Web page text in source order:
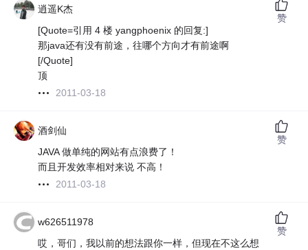
逍遥K杰
[Quote=引用 4 楼 yangphoenix 的回复:]
那java还有没有前途，往哪个方向才有前途啊
[/Quote]
顶
2011-03-18
赞
酒剑仙
JAVA 做单纯的网站有点浪费了！
而且开发效率相对来说 不高！
2011-03-18
赞
w626511978
哎，哥们，我以前的想法跟你一样，但现在不这么想
赞